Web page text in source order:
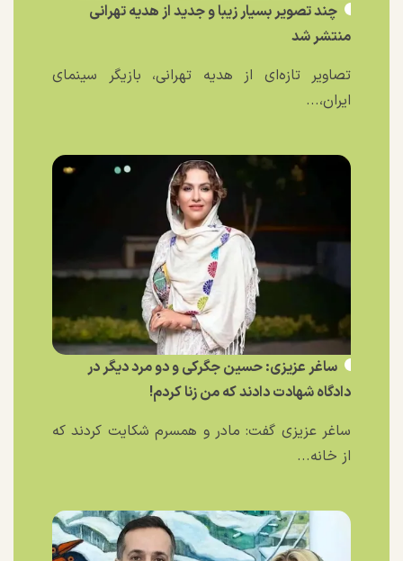
چند تصویر بسیار زیبا و جدید از هدیه تهرانی
منتشر شد
تصاویر تازه‌ای از هدیه تهرانی، بازیگر سینمای
ایران،...
ساغر عزیزی: حسین جگرکی و دو مرد دیگر در
دادگاه شهادت دادند که من زنا کردم!
ساغر عزیزی گفت: مادر و همسرم شکایت کردند که
از خانه...